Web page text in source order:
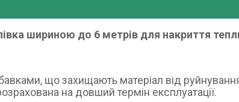
шириною до 6 метрів для накриття
що захищають матеріал від
на довший термін експлуатації.